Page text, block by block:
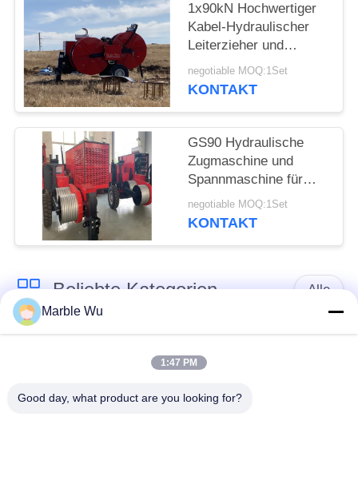
1x90kN Hochwertiger
Kabel-Hydraulischer
Leiterzieher und
Spannung für
Stromleitungen
negotiable MOQ:1Set
KONTAKT
GS90 Hydraulische
Zugmaschine und
Spannmaschine für
String-Ausrüstung für
Übertragungsleitungen
negotiable MOQ:1Set
KONTAKT
Beliebte Kategorien Alle
Übertragungsleitungsausrüstung
Ausrüstung
Marble Wu
1:47 PM
Good day, what product are you looking for?